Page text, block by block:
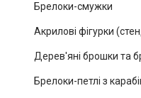
Брелоки-смужки
Акрилові фігурки
Дерев'яні брошки та
Брелоки-петлі з